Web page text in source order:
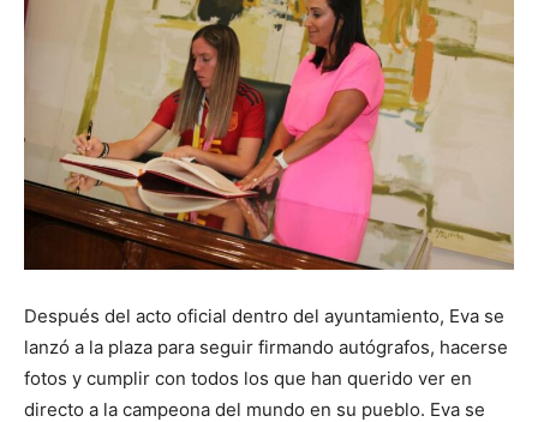
Después del acto oficial dentro del ayuntamiento, Eva se
lanzó a la plaza para seguir firmando autógrafos, hacerse
fotos y cumplir con todos los que han querido ver en
directo a la campeona del mundo en su pueblo. Eva se